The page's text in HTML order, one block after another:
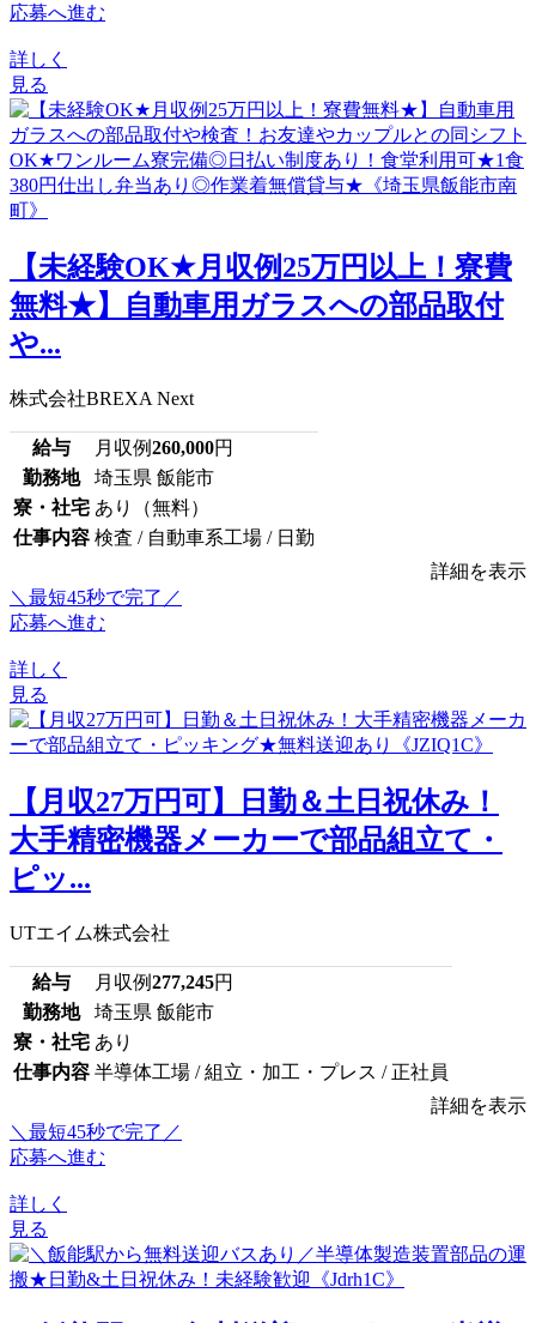
応募へ進む
詳しく
見る
【未経験OK★月収例25万円以上！寮費
無料★】自動車用ガラスへの部品取付
や...
株式会社BREXA Next
給与 月収例260,000円
勤務地
埼玉県 飯能市
寮・社宅 あり（無料）
仕事内容 検査 / 自動車系工場 / 日勤
詳細を表示
＼最短45秒で完了／
応募へ進む
詳しく
見る
【月収27万円可】日勤＆土日祝休み！
大手精密機器メーカーで部品組立て・
ピッ...
UTエイム株式会社
給与 月収例277,245円
勤務地
埼玉県 飯能市
寮・社宅 あり
仕事内容 半導体工場 / 組立・加工・プレス / 正社員
詳細を表示
＼最短45秒で完了／
応募へ進む
詳しく
見る